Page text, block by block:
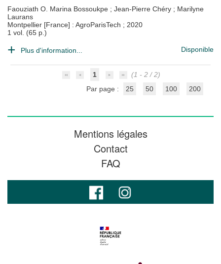
Faouziath O. Marina Bossoukpe ; Jean-Pierre Chéry ; Marilyne
Laurans
Montpellier [France] : AgroParisTech ; 2020
1 vol. (65 p.)
Plus d'information... Disponible
1
(1 - 2 / 2)
Par page :
25 50 100 200
Mentions légales
Contact
FAQ